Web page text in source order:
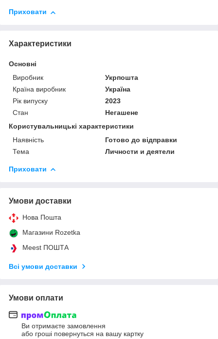
Приховати
Характеристики
Основні
Виробник
Укрпошта
Країна виробник
Україна
Рік випуску
2023
Стан
Негашене
Користувальницькі характеристики
Наявність
Готово до відправки
Тема
Личности и деятели
Приховати
Умови доставки
Нова Пошта
Магазини Rozetka
Meest ПОШТА
Всі умови доставки
Умови оплати
Ви отримаєте замовлення
або гроші повернуться на вашу картку